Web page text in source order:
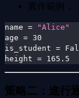
實作範例：
name = "Alice"
age = 30
is_student =
height = 165.5
策略二：進行